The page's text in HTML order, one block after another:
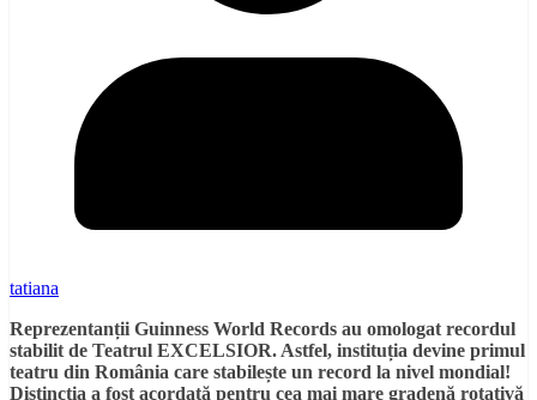
tatiana
Reprezentanții Guinness World Records au omologat recordul
stabilit de Teatrul EXCELSIOR. Astfel, instituția devine primul
teatru din România care stabilește un record la nivel mondial!
Distincția a fost acordată pentru cea mai mare gradenă rotativă